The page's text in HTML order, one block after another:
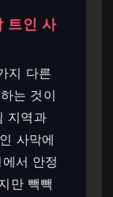
트인 사
지 다른
는 것이
지역과
사막에
서 안정
만 빽빽